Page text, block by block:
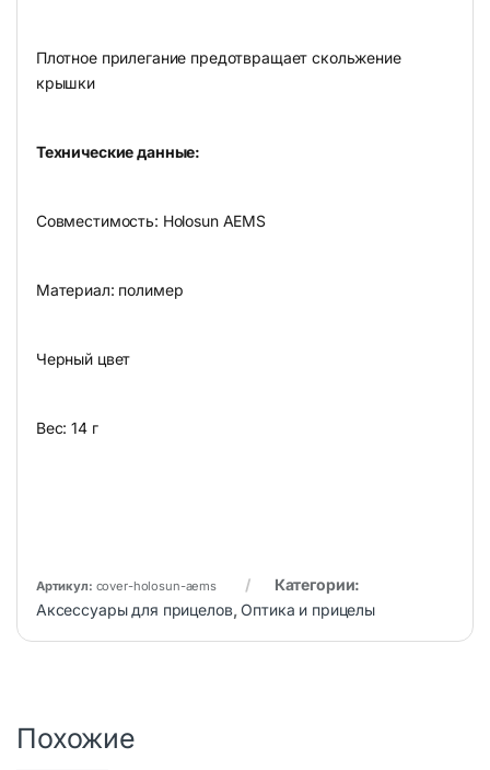
Плотное прилегание предотвращает скольжение
крышки
Технические данные:
Совместимость: Holosun AEMS
Материал: полимер
Черный цвет
Вес: 14 г
Артикул: cover-holosun-aems
Категории:
Аксессуары для прицелов,Оптика и прицелы
Похожие